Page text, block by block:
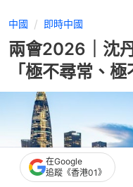
中國 即時中國
兩會2026｜沈
「極不尋常、極
在Google
追蹤《香港01》